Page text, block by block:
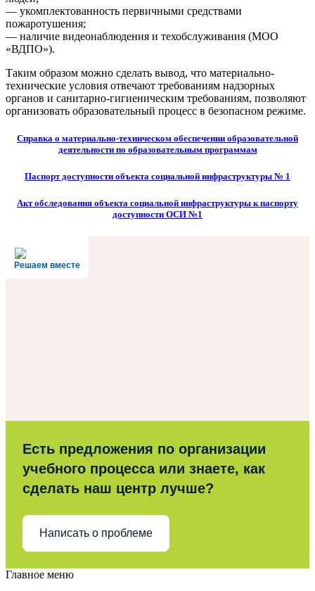
— укомплектованность первичными средствами
пожаротушения;
— наличие видеонаблюдения и техобслуживания (МОО
«ВДПО»).
Таким образом можно сделать вывод, что материально-
технические условия отвечают требованиям надзорных
органов и санитарно-гигиеническим требованиям, позволяют
организовать образовательный процесс в безопасном режиме.
Справка о материально-техническом обеспечении образовательной
деятельности по образовательным программам
Паспорт доступности объекта социальной инфраструктуры № 1
Акт обследования объекта социальной инфраструктуры к паспорту
доступности ОСИ №1
Решаем вместе
Есть предложения по организации
учебного процесса или знаете, как
сделать наш центр лучше?
Написать о проблеме
Главное меню